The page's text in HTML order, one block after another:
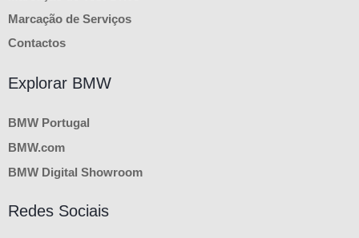
Marcação de Serviços
Contactos
Explorar BMW
BMW Portugal
BMW.com
BMW Digital Showroom
Redes Sociais